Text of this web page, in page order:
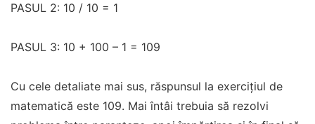
PASUL 2: 10 / 10 = 1
PASUL 3: 10 + 100 – 1 = 109
Cu cele detaliate mai sus, răspunsul la exercițiul de
matematică este 109. Mai întâi trebuia să rezolvi